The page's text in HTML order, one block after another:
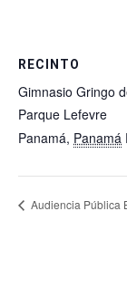
RECINTO
Gimnasio Gringo
Parque Lefevre
Panamá, Panamá
Audiencia Pública